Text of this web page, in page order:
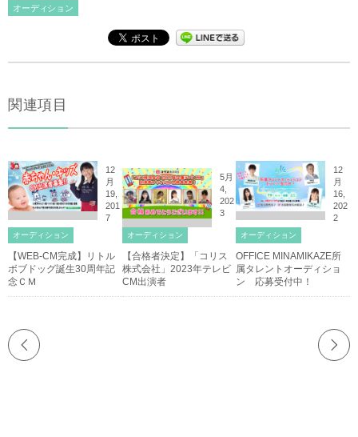
オーディション
関連項目
12
月
19,
201
7
オーディション
【WEB-CM完成】リトル
ボブドッグ誕生30周年記
念ＣＭ
5月
4,
202
3
オーディション
【合格者決定】「コリス
株式会社」2023年テレビ
CM出演者
12
月
16,
202
2
オーディション
OFFICE MINAMIKAZE所
属タレントオーディショ
ン 応募受付中！